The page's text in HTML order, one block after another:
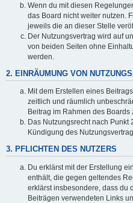
Wenn du mit diesen
das Board nicht weiter nutzen.
jeweils die an dieser Stelle
Der Nutzungsvertrag wird auf
von beiden Seiten ohne
werden.
2. EINRÄUMUNG VON
Mit dem Erstellen eines
zeitlich und räumlich
Beitrag im Rahmen des Boards
Das Nutzungsrecht nach Punkt
Kündigung des
3. PFLICHTEN DES NUTZERS
Du erklärst mit der Erstellung
enthält, die gegen geltendes
erklärst insbesondere, dass du
Beiträgen verwendeten Links